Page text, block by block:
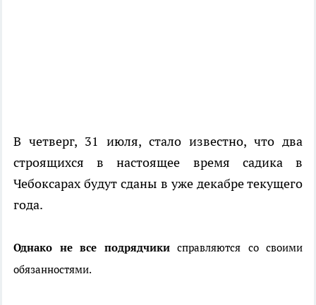
В четверг, 31 июля, стало известно, что два
строящихся в настоящее время садика в
Чебоксарах будут сданы в уже декабре текущего
года.
Однако не все подрядчикисправляются со своими
обязанностями.